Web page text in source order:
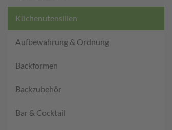
Küchenutensilien
Aufbewahrung & Ordnung
Backformen
Backzubehör
Bar & Cocktail